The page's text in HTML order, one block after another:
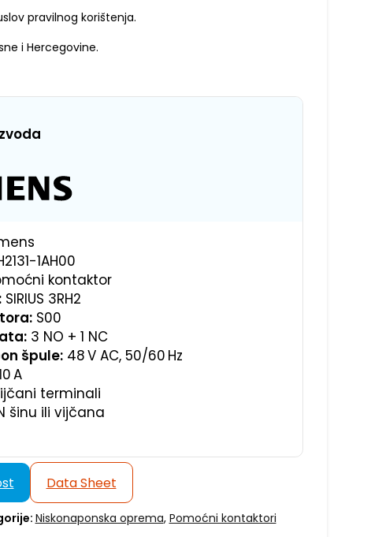
pravilnog korištenja.
i Hercegovine.
1AH00
kontaktor
SIRIUS 3RH2
S00
3 NO + 1 NC
špule:48 V AC, 50/60 Hz
A
terminali
šinu ili vijčana
Data Sheet
Niskonaponska oprema, Pomoćni kontaktori